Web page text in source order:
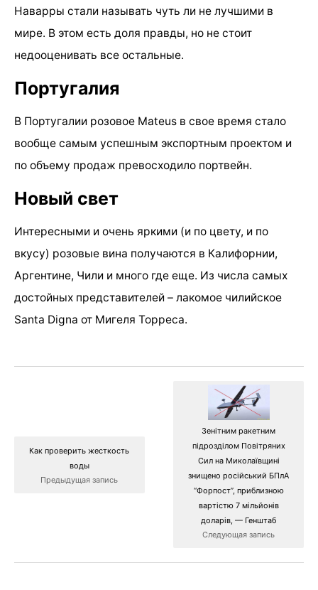
Наварры стали называть чуть ли не лучшими в
мире. В этом есть доля правды, но не стоит
недооценивать все остальные.
Португалия
В Португалии розовое Mateus в свое время стало
вообще самым успешным экспортным проектом и
по объему продаж превосходило портвейн.
Новый свет
Интересными и очень яркими (и по цвету, и по
вкусу) розовые вина получаются в Калифорнии,
Аргентине, Чили и много где еще. Из числа самых
достойных представителей – лакомое чилийское
Santa Digna от Мигеля Торреса.
Как проверить жесткость
воды
Предыдущая запись
Зенітним ракетним
підрозділом Повітряних
Сил на Миколаївщині
знищено російський БПлА
“Форпост”, приблизною
вартістю 7 мільйонів
доларів, — Генштаб
Следующая запись